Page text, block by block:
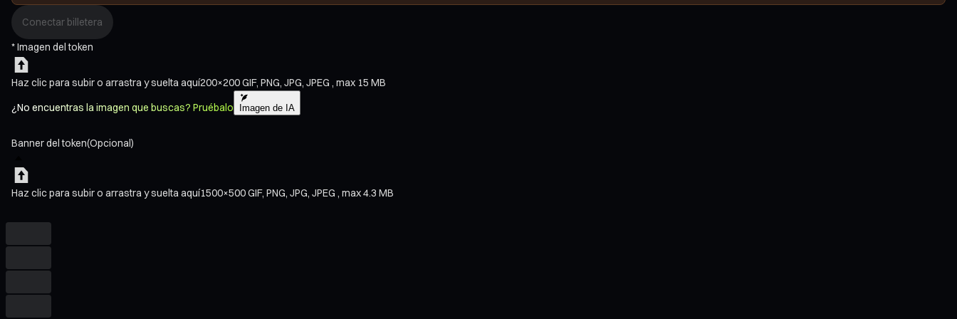
Conectar billetera
*Imagen del token
Haz clic para subiro arrastra y suelta aquí200×200GIF, PNG, JPG, JPEG , max 15 MB
¿No encuentras la imagen que buscas? Pruébalo
Imagen de IA
Banner del token(Opcional)
Haz clic para subiro arrastra y suelta aquí1500×500GIF, PNG, JPG, JPEG , max 4.3 MB